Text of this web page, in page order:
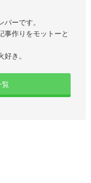
ーです。
事作りをモットーと
き。